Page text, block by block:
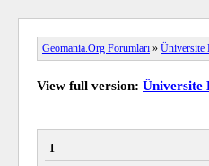
Geomania.Org Forumları » Üniversite
View full version: Üniversite
1